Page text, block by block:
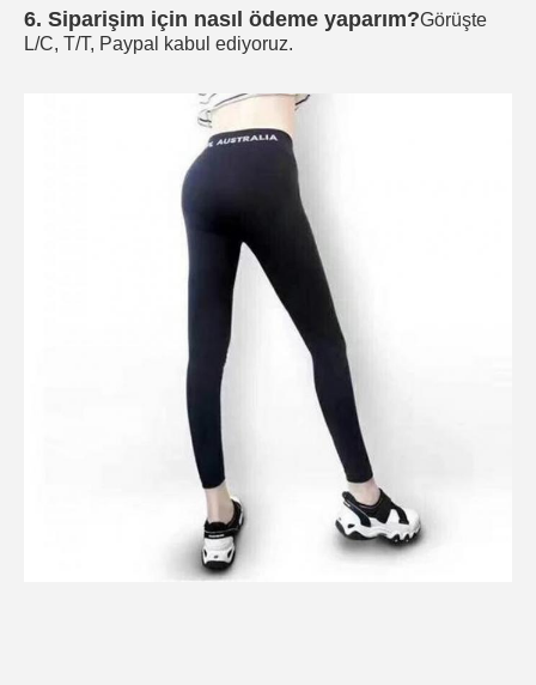
6. Siparişim için nasıl ödeme yaparım?Görüşte
L/C, T/T, Paypal kabul ediyoruz.